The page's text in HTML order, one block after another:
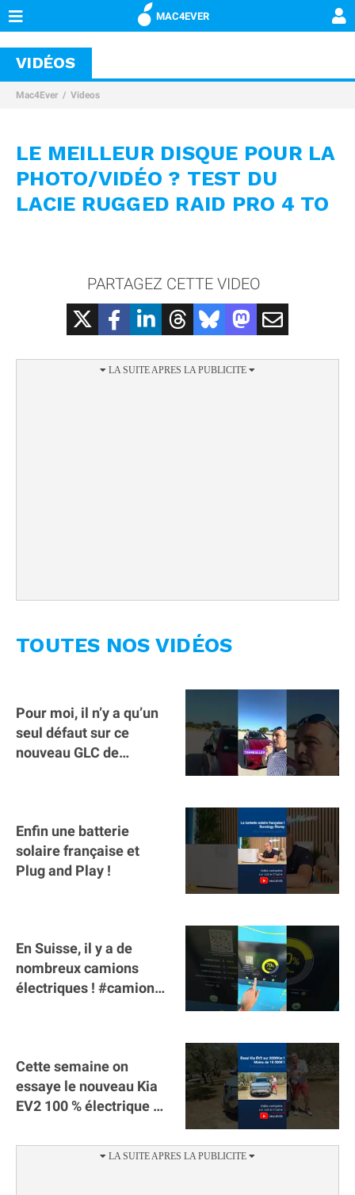
MAC4EVER
VIDÉOS
Mac4Ever Videos
LE MEILLEUR DISQUE POUR LA
PHOTO/VIDÉO ? TEST DU
LACIE RUGGED RAID PRO 4 TO
PARTAGEZ CETTE VIDEO
TOUTES NOS VIDÉOS
Pour moi, il n’y a qu’un
seul défaut sur ce
nouveau GLC de
Enfin une batterie
solaire française et
Plug and Play !
En Suisse, il y a de
nombreux camions
électriques ! #camion
Cette semaine on
essaye le nouveau Kia
EV2 100 % électrique ⚡️!
autonomie.